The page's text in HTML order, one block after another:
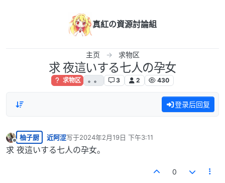
真紅の資源討論組
主页 求物区
求 夜這いする七人の孕女
求物区 。。 3 2 430
登录后回复
离线
柚子厨 近阿涩写于2024年2月19日 下午3:11
最后由 编辑
求 夜這いする七人の孕女。
0